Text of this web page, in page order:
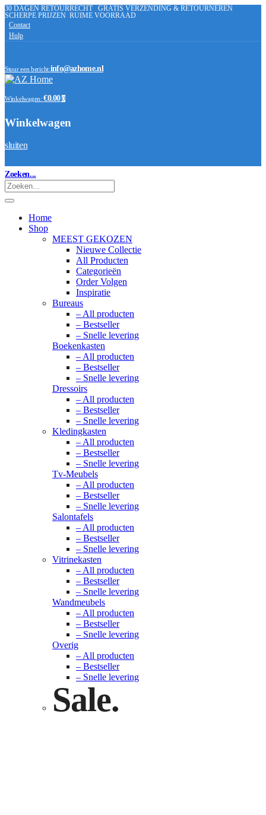
30 DAGEN RETOURRECHT GRATIS VERZENDING & RETOURNEREN
SCHERPE PRIJZEN RUIME VOORRAAD
Contact
Hulp
Stuur een bericht:info@azhome.nl
Winkelwagen: €0.00 0
Winkelwagen
sluiten
Zoeken...
Home
Shop
MEEST GEKOZEN
Nieuwe Collectie
All Producten
Categorieën
Order Volgen
Inspiratie
Bureaus
– All producten
– Bestseller
– Snelle levering
Boekenkasten
– All producten
– Bestseller
– Snelle levering
Dressoirs
– All producten
– Bestseller
– Snelle levering
Kledingkasten
– All producten
– Bestseller
– Snelle levering
Tv-Meubels
– All producten
– Bestseller
– Snelle levering
Salontafels
– All producten
– Bestseller
– Snelle levering
Vitrinekasten
– All producten
– Bestseller
– Snelle levering
Wandmeubels
– All producten
– Bestseller
– Snelle levering
Overig
– All producten
– Bestseller
– Snelle levering
Sale.